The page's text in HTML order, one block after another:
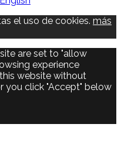
el uso de cookies. más
are set to "allow
experience
website without
you click "Accept" below